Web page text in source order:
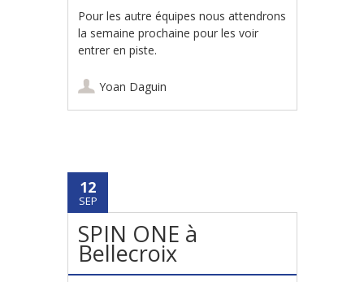
Pour les autre équipes nous attendrons
la semaine prochaine pour les voir
entrer en piste.
Yoan Daguin
12
SEP
SPIN ONE à
Bellecroix